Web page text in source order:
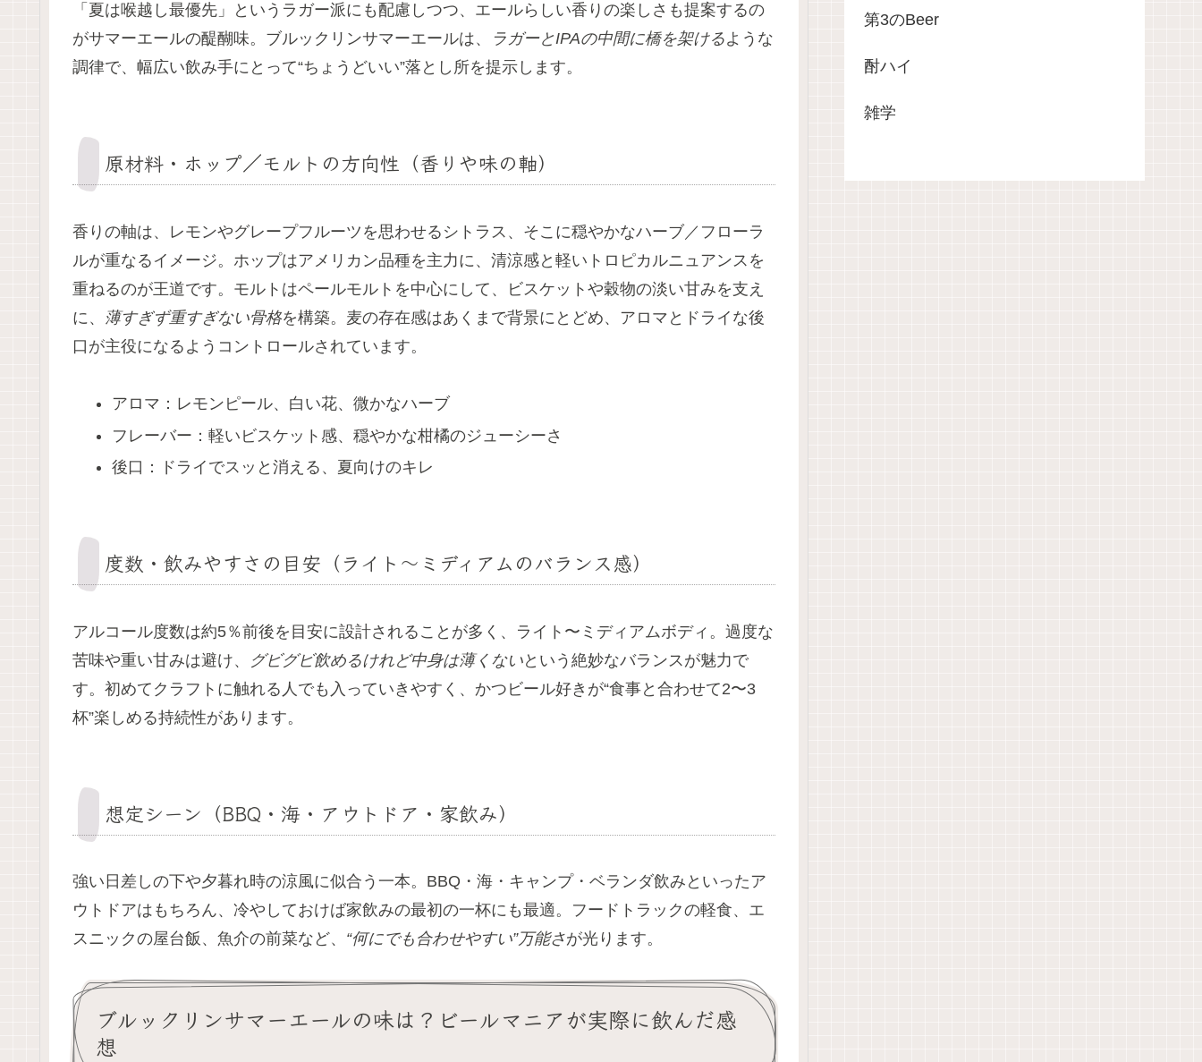
「夏は喉越し最優先」というラガー派にも配慮しつつ、エールらしい香りの楽しさも提案するの
がサマーエールの醍醐味。ブルックリンサマーエールは、
ラガーとIPAの中間に橋を架けるような
調律で、幅広い飲み手にとって“ちょうどいい”落とし所を提示します。
原材料・ホップ／モルトの方向性（香りや味の軸）
香りの軸は、レモンやグレープフルーツを思わせるシトラス、そこに穏やかなハーブ／フローラ
ルが重なるイメージ。ホップはアメリカン品種を主力に、清涼感と軽いトロピカルニュアンスを
重ねるのが王道です。モルトはペールモルトを中心にして、ビスケットや穀物の淡い甘みを支え
に、 薄すぎず重すぎない骨格を構築。麦の存在感はあくまで背景にとどめ、アロマとドライな後
口が主役になるようコントロールされています。
アロマ：レモンピール、白い花、微かなハーブ
フレーバー：軽いビスケット感、穏やかな柑橘のジューシーさ
後口：ドライでスッと消える、夏向けのキレ
度数・飲みやすさの目安（ライト〜ミディアムのバランス感）
アルコール度数は約5％前後を目安に設計されることが多く、ライト〜ミディアムボディ。過度な
苦味や重い甘みは避け、
グビグビ飲めるけれど中身は薄くないという絶妙なバランスが魅力で
す。初めてクラフトに触れる人でも入っていきやすく、かつビール好きが“食事と合わせて2〜3
杯”楽しめる持続性があります。
想定シーン（BBQ・海・アウトドア・家飲み）
強い日差しの下や夕暮れ時の涼風に似合う一本。BBQ・海・キャンプ・ベランダ飲みといったア
ウトドアはもちろん、冷やしておけば家飲みの最初の一杯にも最適。フードトラックの軽食、エ
スニックの屋台飯、魚介の前菜など、 “何にでも合わせやすい”万能さが光ります。
ブルックリンサマーエールの味は？ビールマニアが実際に飲んだ感
想
第3のBeer
酎ハイ
雑学